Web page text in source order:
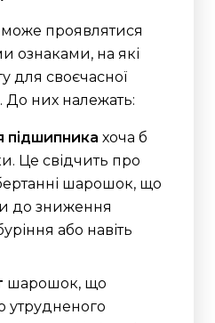
проявлятися
ознаками, на які
для своєчасної
До них належать:
підшипника хоча б
Це свідчить про
шарошок, що
до зниження
або навіть
шарошок, що
утрудненого